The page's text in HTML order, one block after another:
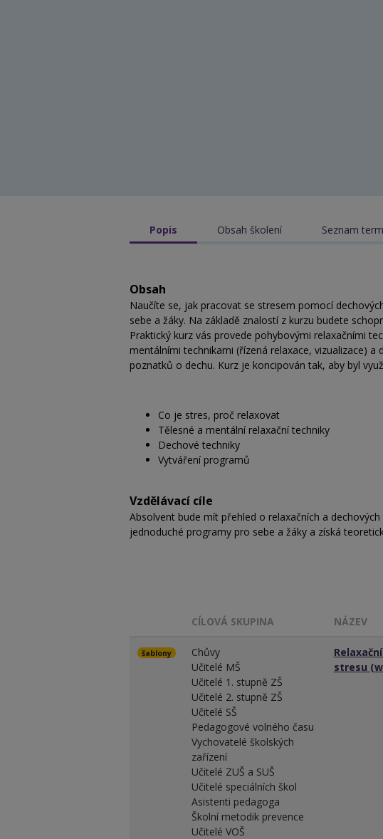
Popis Obsah školení Seznam
Obsah
Naučíte se, jak pracovat se stresem pomocí
sebe a žáky. Na základě znalostí z kurzu budete
Praktický kurz vás provede pohybovými relaxačními
mentálními technikami (řízená relaxace, vizualizace)
poznatků o dechu. Kurz je koncipován tak, aby byl
Co je stres, proč relaxovat
Tělesné a mentální relaxační techniky
Dechové techniky
Vytváření programů
Vzdělávací cíle
Absolvent bude mít přehled o relaxačních a
jednoduché programy pro sebe a žáky a získá
CÍLOVÁ SKUPINA NÁZEV
šablony
Chůvy
Učitelé MŠ
Učitelé 1. stupně ZŠ
Učitelé 2. stupně ZŠ
Učitelé SŠ
Pedagogové volného času
Vychovatelé školských
zařízení
Učitelé ZUŠ a SUŠ
Učitelé speciálních škol
Asistenti pedagoga
Školní metodik prevence
Učitelé VOŠ
stresu